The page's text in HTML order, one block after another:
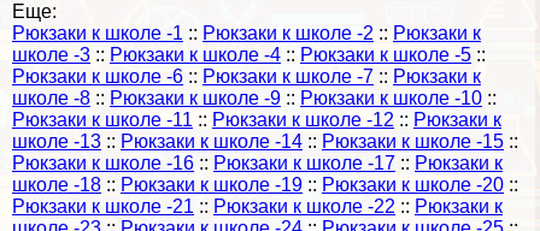
Еще:
Рюкзаки к школе -1 :: Рюкзаки к школе -2 :: Рюкзаки к
школе -3 :: Рюкзаки к школе -4 :: Рюкзаки к школе -5 ::
Рюкзаки к школе -6 :: Рюкзаки к школе -7 :: Рюкзаки к
школе -8 :: Рюкзаки к школе -9 :: Рюкзаки к школе -10 ::
Рюкзаки к школе -11 :: Рюкзаки к школе -12 :: Рюкзаки к
школе -13 :: Рюкзаки к школе -14 :: Рюкзаки к школе -15 ::
Рюкзаки к школе -16 :: Рюкзаки к школе -17 :: Рюкзаки к
школе -18 :: Рюкзаки к школе -19 :: Рюкзаки к школе -20 ::
Рюкзаки к школе -21 :: Рюкзаки к школе -22 :: Рюкзаки к